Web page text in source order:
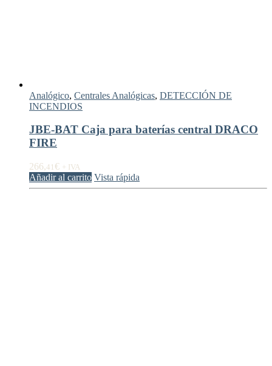
Analógico, Centrales Analógicas, DETECCIÓN DE
INCENDIOS
JBE-BAT Caja para baterías central DRACO
FIRE
266,41 € + IVA
Añadir al carrito Vista rápida